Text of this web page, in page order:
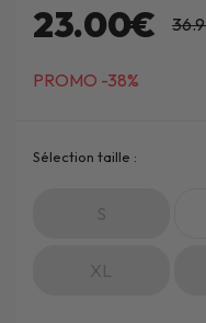
23.00€
PROMO -38%
Sélection taille :
S
XL